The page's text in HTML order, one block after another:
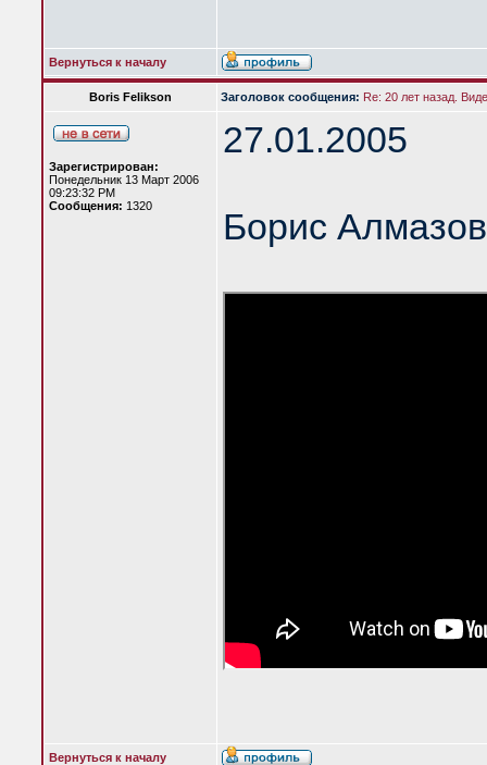
Вернуться к началу
Boris Felikson Заголовок сообщения: Re: 20 лет назад.
Зарегистрирован:
Понедельник 13 Март 2006
09:23:32 PM
Сообщения: 1320
27.01.2005
Борис
Вернуться к началу